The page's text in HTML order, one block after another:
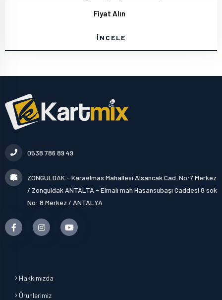
Fiyat Alın
İNCELE
0538 786 89 49
ZONGULDAK - Karaelmas Mahallesi Alsancak Cad. No:7 Merkez
/ Zonguldak ANTALTA - Elmalı mah Hasansubaşı Caddesi 8 sok
No: 8 Merkez / ANTALYA
Hakkımızda
Ürünlerimiz